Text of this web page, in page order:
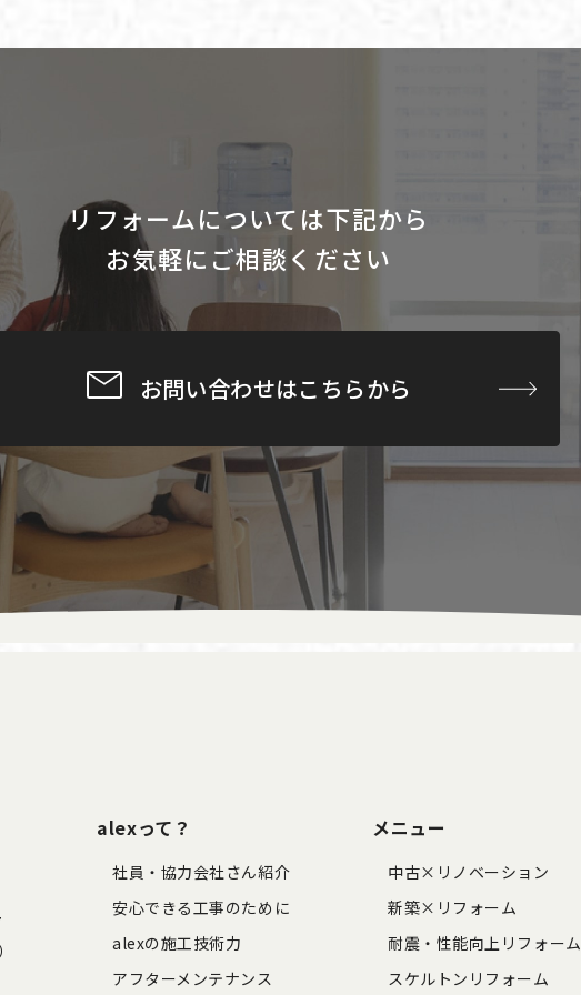
リフォームについては下記から
お気軽にご相談ください
お問い合わせはこちらから
alexって？
社員・協力会社さん紹介
安心できる工事のために
alexの施工技術力
アフターメンテナンス
メニュー
中古×リノベーション
新築×リフォーム
耐震・性能向上リフォーム
スケルトンリフォーム